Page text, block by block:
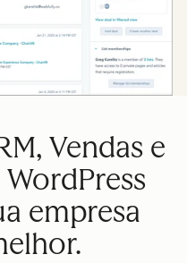
Vendas e
empresa